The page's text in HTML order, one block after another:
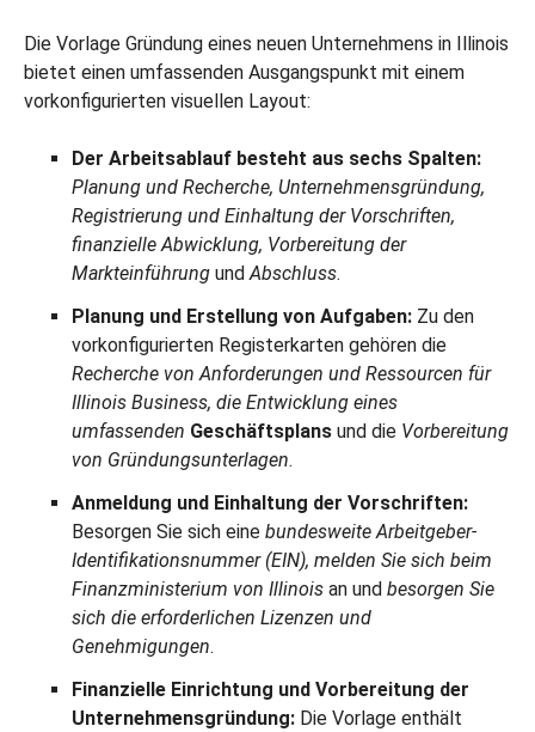
Die Vorlage Gründung eines neuen Unternehmens in Illinois
bietet einen umfassenden Ausgangspunkt mit einem
vorkonfigurierten visuellen Layout:
Der Arbeitsablauf besteht aus sechs Spalten:
Planung und Recherche, Unternehmensgründung,
Registrierung und Einhaltung der Vorschriften,
finanzielle Abwicklung, Vorbereitung der
Markteinführung undAbschluss.
Planung und Erstellung von Aufgaben: Zu den
vorkonfigurierten Registerkarten gehören die
Recherche von Anforderungen und Ressourcen für
Illinois Business, die Entwicklung eines
umfassenden Geschäftsplans und die Vorbereitung
von Gründungsunterlagen.
Anmeldung und Einhaltung der Vorschriften:
Besorgen Sie sich eine bundesweite Arbeitgeber-
Identifikationsnummer (EIN), melden Sie sich beim
Finanzministerium von Illinois an und besorgen Sie
sich die erforderlichen Lizenzen und
Genehmigungen.
Finanzielle Einrichtung und Vorbereitung der
Unternehmensgründung: Die Vorlage enthält